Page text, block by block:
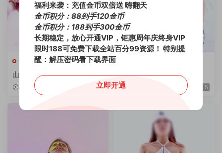
山庄VIP 顶流阿江韩舞 2V/2.0
9G/4K2周前 5
山庄舞团VIP 阿瑜+阿东
4周前 5
福利来袭：充值金币双倍送 嗨翻天
金币积分：88到手120金币
金币积分：188到手300金币
长期稳定，放心开通VIP，钜惠周年庆终身VIP
限时188可免费下载全站百分99资源！ 特别提
醒：解压密码看下载界面
立即开通